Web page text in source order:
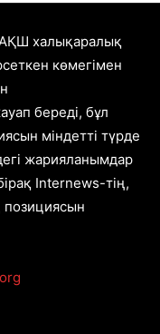
халықаралық
көмегімен
береді, бұл
міндетті түрде
жарияланымдар
Internews-тің,
позициясын